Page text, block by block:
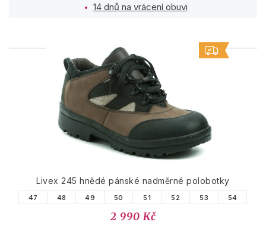
14 dnů na vrácení obuvi
PODOBNÉ PRODUKTY
Livex 245 hnědé pánské nadměrné polobotky
47 48 49 50 51 52 53 54
2 990 Kč